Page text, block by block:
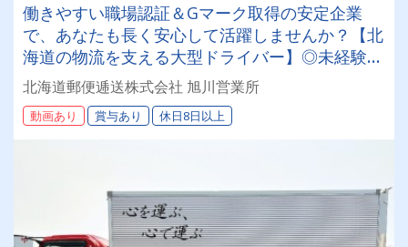
働きやすい職場認証＆Gマーク取得の安定企業
で、あなたも長く安心して活躍しませんか？【北
海道の物流を支える大型ドライバー】◎未経験歓
迎◎残業月平均8～9時間◎賞与年3回（昨年度実
績：計4.05ヶ月分）◎カゴ台車メイン
北海道郵便逓送株式会社 旭川営業所
動画あり 賞与あり 休日8日以上